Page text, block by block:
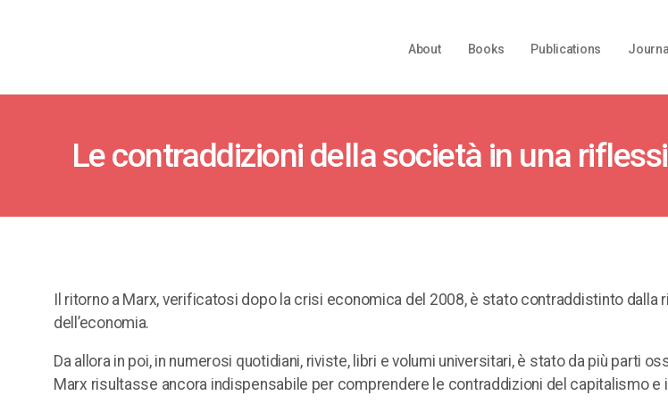
About Books Publications
Le contraddizioni della società in una
Il ritorno a Marx, verificatosi dopo la crisi economica del 2008, è stato contraddistinto
dell’economia.
Da allora in poi, in numerosi quotidiani, riviste, libri e volumi universitari, è stato da più parti
Marx risultasse ancora indispensabile per comprendere le contraddizioni del capitalismo